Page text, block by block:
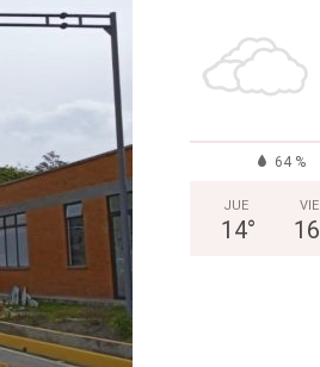
64 %
JUE
14°
VIE
16